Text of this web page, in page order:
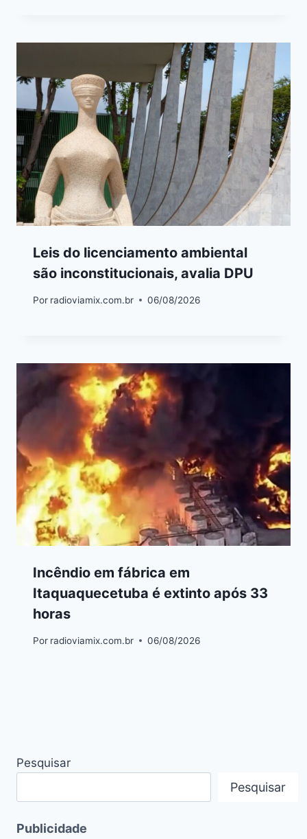
Leis do licenciamento ambiental
são inconstitucionais, avalia DPU
Por radioviamix.com.br 06/08/2026
Incêndio em fábrica em
Itaquaquecetuba é extinto após 33
horas
Por radioviamix.com.br 06/08/2026
Pesquisar
Pesquisar
Publicidade